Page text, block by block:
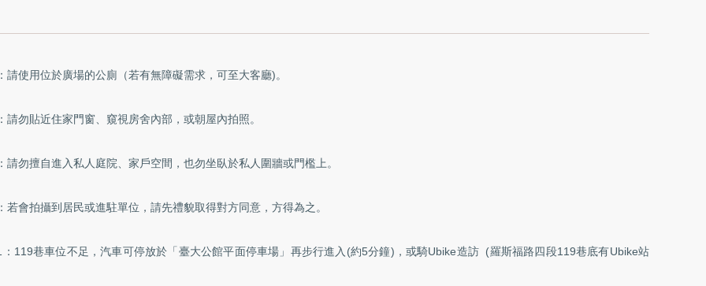
請使用位於廣場的公廁（若有無障礙需求，可至大客廳)。
請勿貼近住家門窗、窺視房舍內部，或朝屋內拍照。
請勿擅自進入私人庭院、家戶空間，也勿坐臥於私人圍牆或門檻上。
若會拍攝到居民或進駐單位，請先禮貌取得對方同意，方得為之。
：119巷車位不足，汽車可停放於「臺大公館平面停車場」再步行進入(約5分鐘)，或騎Ubike造訪 (羅斯福路四段119巷底有Ubike站